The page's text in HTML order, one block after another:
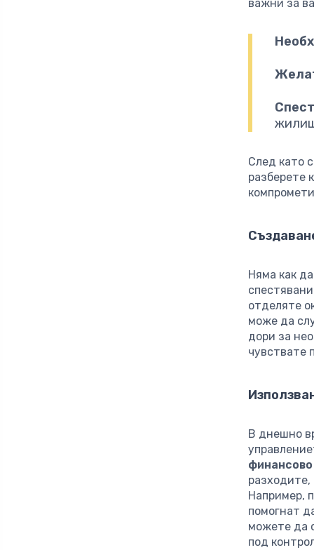
важни за
След като
разберете
Няма как
отделяте
може да
дори за
чувствате
В днешно
Например,
помогнат
можете да
под